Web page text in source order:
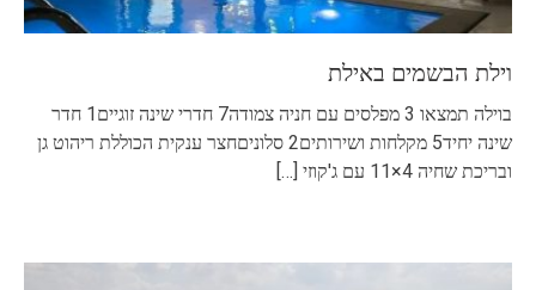
וילת הבשמים באילת
בוילה תמצאו 3 מפלסים עם חניה צמודה7 חדרי שינה זוגיים1 חדר
שינה יחיד5 מקלחות ושירותים2 סלוניםחצר ענקית הכוללת ריהוט גן
ובריכת שחיה 4×11 עם ג'קוזי
[…]